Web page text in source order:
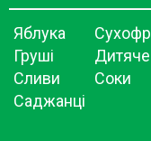
Яблука
Груші
Сливи
Саджанці
Соки